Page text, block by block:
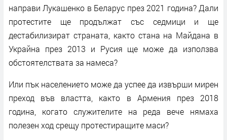
направи Лукашенко в Беларус през 2021 година? Дали
протестите ще продължат със седмици и ще
дестабилизират страната, както стана на Майдана в
Украйна през 2013 и Русия ще може да използва
обстоятелствата за намеса?
Или пък населението може да успее да извърши мирен
преход във властта, както в Армения през 2018
година, когато служителите на реда вече нямаха
полезен ход срещу протестиращите маси?